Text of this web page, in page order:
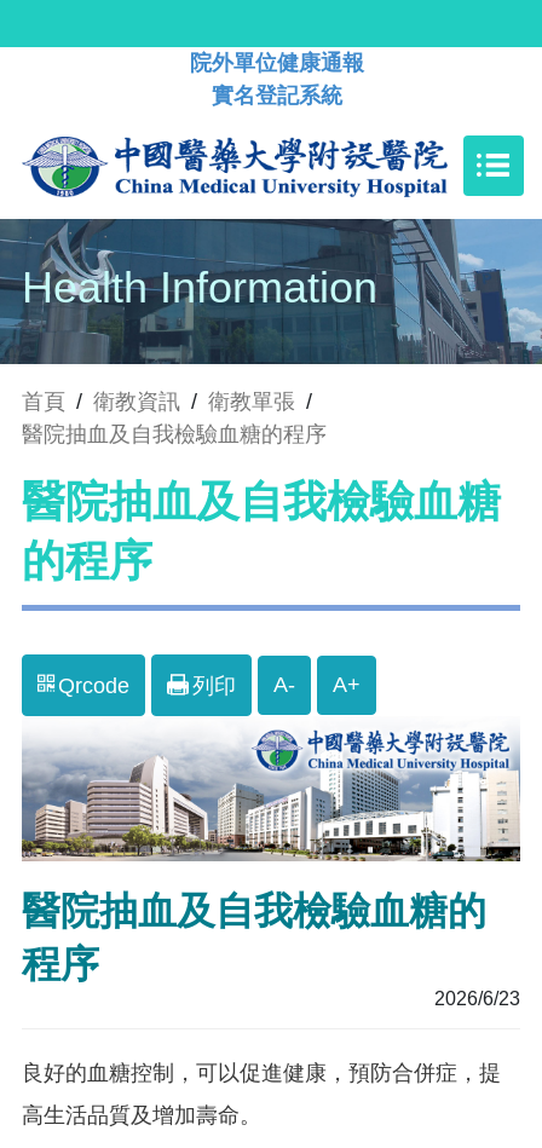
院外單位健康通報
實名登記系統
Health Information
首頁 / 衛教資訊 / 衛教單張 /
醫院抽血及自我檢驗血糖的程序
醫院抽血及自我檢驗血糖
的程序
Qrcode 列印 A- A+
醫院抽血及自我檢驗血糖的
程序
2026/6/23
良好的血糖控制，可以促進健康，預防合併症，提
高生活品質及增加壽命。